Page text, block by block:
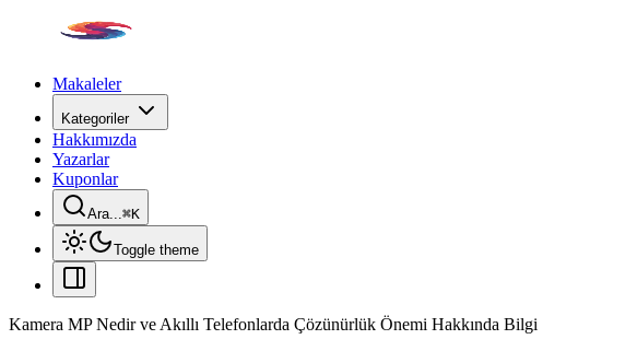
Makaleler
Kategoriler
Hakkımızda
Yazarlar
Kuponlar
Ara...⌘K
Toggle theme
Kamera MP Nedir ve Akıllı Telefonlarda Çözünürlük Önemi Hakkında Bilgi